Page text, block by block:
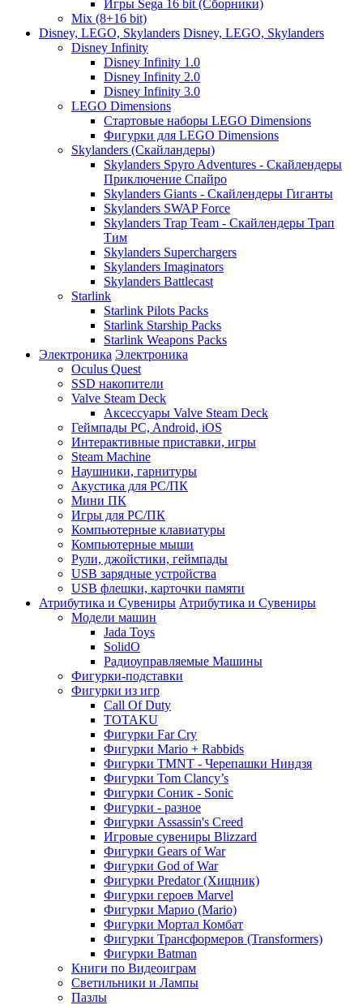
Игры Sega 16 bit (Сборники)
Mix (8+16 bit)
Disney, LEGO, Skylanders Disney, LEGO, Skylanders
Disney Infinity
Disney Infinity 1.0
Disney Infinity 2.0
Disney Infinity 3.0
LEGO Dimensions
Стартовые наборы LEGO Dimensions
Фигурки для LEGO Dimensions
Skylanders (Скайландеры)
Skylanders Spyro Adventures - Скайлендеры
Приключение Спайро
Skylanders Giants - Скайлендеры Гиганты
Skylanders SWAP Force
Skylanders Trap Team - Скайлендеры Трап
Тим
Skylanders Superchargers
Skylanders Imaginators
Skylanders Battlecast
Starlink
Starlink Pilots Packs
Starlink Starship Packs
Starlink Weapons Packs
Электроника Электроника
Oculus Quest
SSD накопители
Valve Steam Deck
Аксессуары Valve Steam Deck
Геймпады PC, Android, iOS
Интерактивные приставки, игры
Steam Machine
Наушники, гарнитуры
Акустика для PC/ПК
Мини ПК
Игры для PC/ПК
Компьютерные клавиатуры
Компьютерные мыши
Рули, джойстики, геймпады
USB зарядные устройства
USB флешки, карточки памяти
Атрибутика и Сувениры Атрибутика и Сувениры
Модели машин
Jada Toys
SolidO
Радиоуправляемые Машины
Фигурки-подставки
Фигурки из игр
Call Of Duty
TOTAKU
Фигурки Far Cry
Фигурки Mario + Rabbids
Фигурки TMNT - Черепашки Ниндзя
Фигурки Tom Clancy’s
Фигурки Соник - Sonic
Фигурки - разное
Фигурки Assassin's Creed
Игровые сувениры Blizzard
Фигурки Gears of War
Фигурки God of War
Фигурки Predator (Хищник)
Фигурки героев Marvel
Фигурки Марио (Mario)
Фигурки Мортал Комбат
Фигурки Трансформеров (Transformers)
Фигурки Batman
Книги по Видеоиграм
Светильники и Лампы
Пазлы